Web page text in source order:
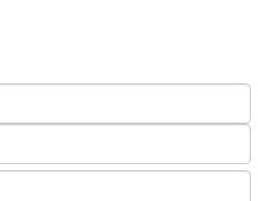
hiện đại và muốn sở
nghi vừa bền đẹp trong